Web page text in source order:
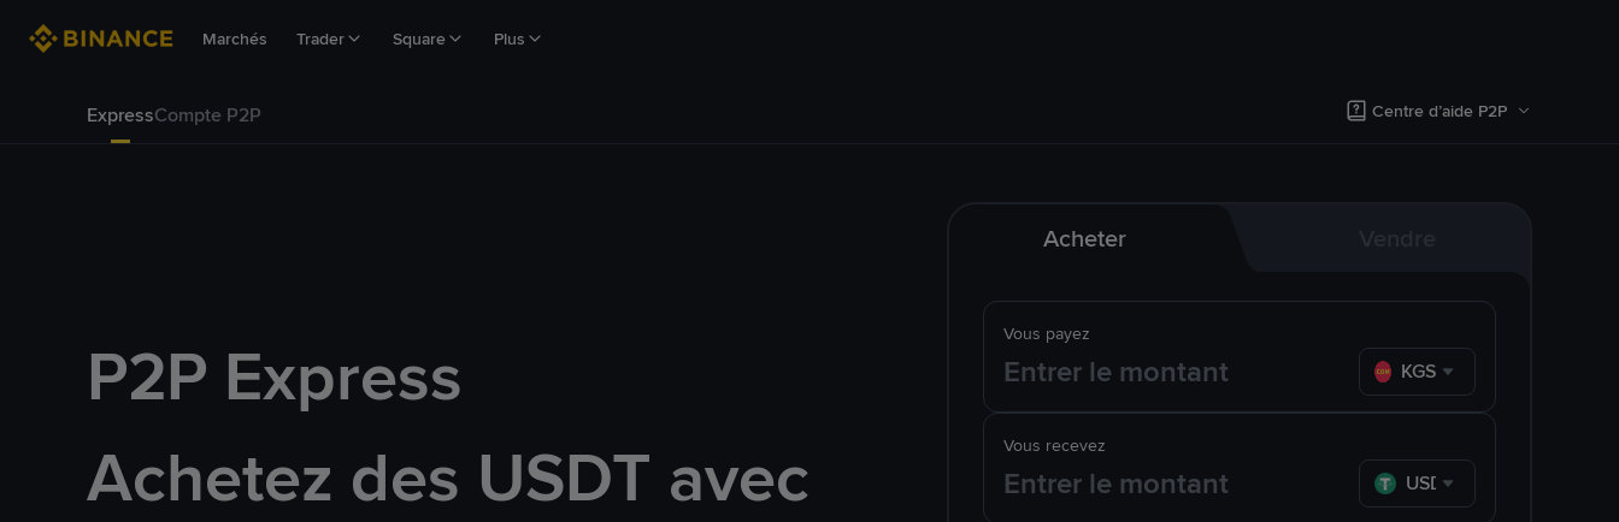
Marchés Trader Square Plus
ExpressCompte P2P Centre d’aide P2P
P2P Express
Achetez des USDT avec
Acheter
Vous payez
KGS
Vous recevez
USDT